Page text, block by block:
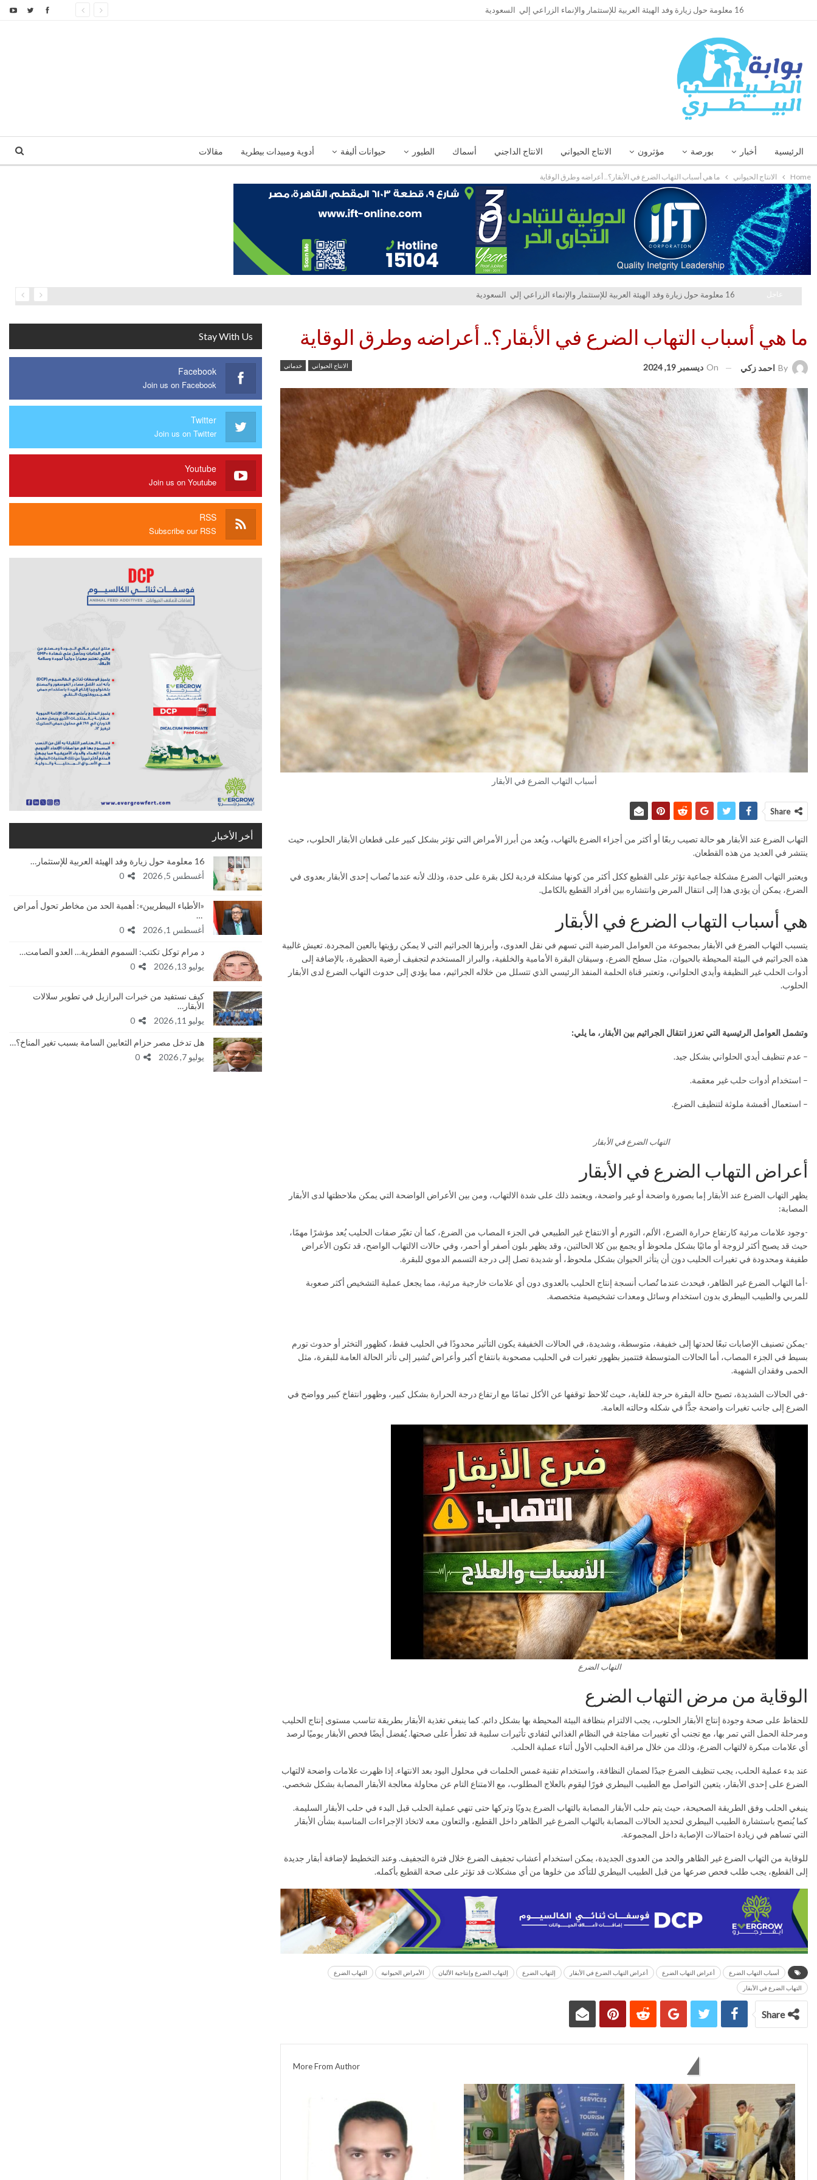
16 معلومة حول زيارة وفد الهيئة العربية للإستثمار والإنماء الزراعي إلي السعودية
الرئيسية أخبار بورصة مؤثرون الانتاج الحيواني الانتاج الداجني أسماك الطيور حيوانات أليفة أدوية ومبيدات بيطرية مقالات
Home الانتاج الحيواني ما هي أسباب التهاب الضرع في الأبقار؟.. أعراضه وطرق الوقاية
16 معلومة حول زيارة وفد الهيئة العربية للإستثمار والإنماء الزراعي إلي السعودية
ما هي أسباب التهاب الضرع في الأبقار؟.. أعراضه وطرق الوقاية
الانتاج الحيواني خدماتي By احمد زكي On ديسمبر 19, 2024
أسباب التهاب الضرع في الأبقار
Share
التهاب الضرع عند الأبقار هو حالة تصيب ربعًا أو أكثر من أجزاء الضرع بالتهاب، ويُعد من أبرز الأمراض التي تؤثر بشكل كبير على قطعان الأبقار الحلوب، حيث
ينتشر في العديد من هذه القطعان.
ويعتبر التهاب الضرع مشكلة جماعية تؤثر على القطيع ككل أكثر من كونها مشكلة فردية لكل بقرة على حدة، وذلك لأنه عندما تُصاب إحدى الأبقار بعدوى في
الضرع، يمكن أن يؤدي هذا إلى انتقال المرض وانتشاره بين أفراد القطيع بالكامل.
هي أسباب التهاب الضرع في الأبقار
يتسبب التهاب الضرع في الأبقار بمجموعة من العوامل المرضية التي تسهم في نقل العدوى، وأبرزها الجراثيم التي لا يمكن رؤيتها بالعين المجردة. تعيش غالبية
هذه الجراثيم في البيئة المحيطة بالحيوان، مثل سطح الضرع، وسيقان البقرة الأمامية والخلفية، والبراز المستخدم لتجفيف أرضية الحظيرة، بالإضافة إلى
أدوات الحلب غير النظيفة وأيدي الحلواني، وتعتبر قناة الحلمة المنفذ الرئيسي الذي تتسلل من خلاله الجراثيم، مما يؤدي إلى حدوث التهاب الضرع لدى الأبقار
الحلوب.
وتشمل العوامل الرئيسية التي تعزز انتقال الجراثيم بين الأبقار، ما يلي:
– عدم تنظيف أيدي الحلواني بشكل جيد.
– استخدام أدوات حلب غير معقمة.
– استعمال أقمشة ملوثة لتنظيف الضرع.
التهاب الضرع في الأبقار
أعراض التهاب الضرع في الأبقار
يظهر التهاب الضرع عند الأبقار إما بصورة واضحة أو غير واضحة، ويعتمد ذلك على شدة الالتهاب، ومن بين الأعراض الواضحة التي يمكن ملاحظتها لدى الأبقار
المصابة:
-وجود علامات مرئية كارتفاع حرارة الضرع، الألم، التورم أو الانتفاخ غير الطبيعي في الجزء المصاب من الضرع، كما أن تغيّر صفات الحليب يُعد مؤشرًا مهمًا،
حيث قد يصبح أكثر لزوجة أو مائيًا بشكل ملحوظ أو يجمع بين كلا الحالتين، وقد يظهر بلون أصفر أو أحمر، وفي حالات الالتهاب الواضح، قد تكون الأعراض
طفيفة ومحدودة في تغيرات الحليب دون أن يتأثر الحيوان بشكل ملحوظ، أو شديدة تصل إلى درجة التسمم الدموي للبقرة.
-أما التهاب الضرع غير الظاهر، فيحدث عندما تُصاب أنسجة إنتاج الحليب بالعدوى دون أي علامات خارجية مرئية، مما يجعل عملية التشخيص أكثر صعوبة
للمربي والطبيب البيطري بدون استخدام وسائل ومعدات تشخيصية متخصصة.
-يمكن تصنيف الإصابات تبعًا لحدتها إلى خفيفة، متوسطة، وشديدة، في الحالات الخفيفة يكون التأثير محدودًا في الحليب فقط، كظهور التخثر أو حدوث تورم
بسيط في الجزء المصاب، أما الحالات المتوسطة فتتميز بظهور تغيرات في الحليب مصحوبة بانتفاخ أكبر وأعراض تُشير إلى تأثر الحالة العامة للبقرة، مثل
الحمى وفقدان الشهية.
-في الحالات الشديدة، تصبح حالة البقرة حرجة للغاية، حيث تُلاحظ توقفها عن الأكل تمامًا مع ارتفاع درجة الحرارة بشكل كبير، وظهور انتفاخ كبير وواضح في
الضرع إلى جانب تغيرات واضحة جدًّا في شكله وحالته العامة.
التهاب الضرع
الوقاية من مرض التهاب الضرع
للحفاظ على صحة وجودة إنتاج الأبقار الحلوب، يجب الالتزام بنظافة البيئة المحيطة بها بشكل دائم. كما ينبغي تغذية الأبقار بطريقة تناسب مستوى إنتاج الحليب
ومرحلة الحمل التي تمر بها، مع تجنب أي تغييرات مفاجئة في النظام الغذائي لتفادي تأثيرات سلبية قد تطرأ على صحتها. يُفضل أيضًا فحص الأبقار يوميًا لرصد
أي علامات مبكرة لالتهاب الضرع، وذلك من خلال مراقبة الحليب الأول أثناء عملية الحلب.
عند بدء عملية الحلب، يجب تنظيف الضرع جيدًا لضمان النظافة، واستخدام تقنية غمس الحلمات في محلول اليود بعد الانتهاء. إذا ظهرت علامات واضحة لالتهاب
الضرع على إحدى الأبقار، يتعين التواصل مع الطبيب البيطري فورًا ليقوم بالعلاج المطلوب، مع الامتناع التام عن محاولة معالجة الأبقار المصابة بشكل شخصي.
ينبغي الحلب وفق الطريقة الصحيحة، حيث يتم حلب الأبقار المصابة بالتهاب الضرع يدويًا وتركها حتى تنهي عملية الحلب قبل البدء في حلب الأبقار السليمة.
كما يُنصح باستشارة الطبيب البيطري لتحديد الحالات المصابة بالتهاب الضرع غير الظاهر داخل القطيع، والتعاون معه لاتخاذ الإجراءات المناسبة بشأن الأبقار
التي تساهم في زيادة احتمالات الإصابة داخل المجموعة.
للوقاية من التهاب الضرع غير الظاهر والحد من العدوى الجديدة، يمكن استخدام أعشاب تجفيف الضرع خلال فترة التجفيف. وعند التخطيط لإضافة أبقار جديدة
إلى القطيع، يجب طلب فحص ضرعها من قبل الطبيب البيطري للتأكد من خلوها من أي مشكلات قد تؤثر على صحة القطيع بأكمله.
أسباب التهاب الضرع أعراض التهاب الضرع أعراض التهاب الضرع في الأبقار إلتهاب الضرع إلتهاب الضرع وإنتاجية الألبان الأمراض الحيوانية التهاب الضرع
التهاب الضرع في الأبقار
Share
More From Author
Stay With Us
Facebook
Join us on Facebook
Twitter
Join us on Twitter
Youtube
Join us on Youtube
RSS
Subscribe our RSS
أخر الأخبار
16 معلومة حول زيارة وفد الهيئة العربية للإستثمار…
أغسطس 5, 2026
«الأطباء البيطريين»: أهمية الحد من مخاطر تحول أمراض
…
أغسطس 1, 2026
د مرام توكل تكتب: السموم الفطرية… العدو الصامت…
يوليو 13, 2026
كيف نستفيد من خبرات البرازيل في تطوير سلالات
الأبقار…
يوليو 11, 2026
هل تدخل مصر حزام الثعابين السامة بسبب تغير المناخ؟…
يوليو 7, 2026